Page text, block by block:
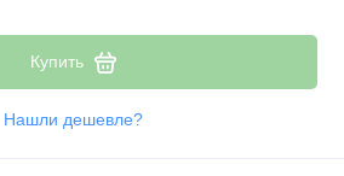
Купить
Нашли дешевле?